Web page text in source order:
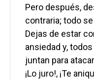
Pero después,
contraria; todo
Dejas de estar
ansiedad y,
juntan para
¡Lo juro!, ¡Te